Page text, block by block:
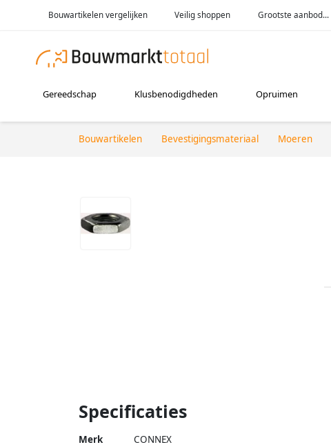
Bouwartikelen vergelijken Veilig shoppen Grootste aanbod...
Gereedschap Klusbenodigdheden Opruimen
Bouwartikelen Bevestigingsmateriaal Moeren
Specificaties
Merk CONNEX